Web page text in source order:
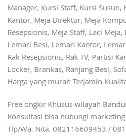
Manager, Kursi Staff, Kursi Susun,
Kantor, Meja Direktur, Meja
Resepsionis, Meja Staff, Laci Meja,
Lemari Besi, Lemari Kantor,
Rak Resepsionis, Rak TV, Partisi
Locker, Brankas, Ranjang Besi,
Harga yang murah Terjamin
Free ongkir Khusus wilayah
Konsultasi bisa hubungi
Tlp/Wa. Nita. 082116609453 /